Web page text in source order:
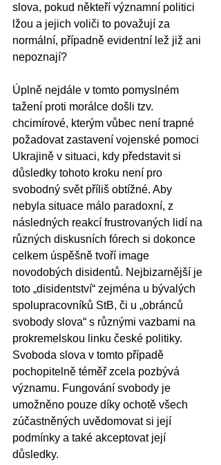
slova, pokud někteří významní politici
lžou a jejich voliči to považují za
normální, případně evidentní lež již ani
nepoznají?
Úplně nejdále v tomto pomyslném
tažení proti morálce došli tzv.
chcimírové, kterým vůbec není trapné
požadovat zastavení vojenské pomoci
Ukrajině v situaci, kdy představit si
důsledky tohoto kroku není pro
svobodný svět příliš obtížné. Aby
nebyla situace málo paradoxní, z
následných reakcí frustrovaných lidí na
různých diskusních fórech si dokonce
celkem úspěšně tvoří image
novodobých disidentů. Nejbizarnější je
toto „disidentství“ zejména u bývalých
spolupracovníků StB, či u „obránců
svobody slova“ s různými vazbami na
prokremelskou linku české politiky.
Svoboda slova v tomto případě
pochopitelně téměř zcela pozbývá
významu. Fungování svobody je
umožněno pouze díky ochotě všech
zúčastněných uvědomovat si její
podmínky a také akceptovat její
důsledky.